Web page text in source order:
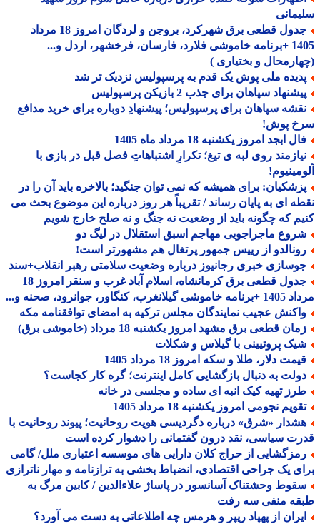
جدول قطعی برق شهرکرد، بروجن و لردگان امروز 18 مرداد
1405 +برنامه خاموشی فلارد، فارسان، فرخشهر، اردل و...
و بختیاری )
ملی پوش یک قدم به پرسپولیس نزدیک تر شد
سپاهان برای جذب 2 بازیکن پرسپولیس
سپاهان برای پرسپولیس؛ پیشنهادِ دوباره برای خرید مدافع
پوش!
ابجد امروز یکشنبه 18 مرداد ماه 1405
روی لبه ی تیغ؛ تکرارِ اشتباهاتِ فصل قبل در بازی با
برای همیشه که نمی توان جنگید؛ بالاخره باید آن را در
ای به پایان رساند / تقریباً هر روز درباره این موضوع بحث می
که چگونه باید از وضعیت نه جنگ و نه صلح خارج شویم
ماجراجویی مهاجم اسبق استقلال در لیگ دو
از رییس جمهور پرتغال هم مشهورتر است!
خبری رجانیوز درباره وضعیت سلامتی رهبر انقلاب+سند
جدول قطعی برق کرمانشاه، اسلام آباد غرب و سنقر امروز 18
کنگاور، جوانرود، صحنه و...
عجیب نمایندگان مجلس ترکیه به امضای توافقنامه مکه
قطعی برق مشهد امروز یکشنبه 18 مرداد (خاموشی برق)
پروتیینی با گیلاس و شکلات
دلار، طلا و سکه امروز 18 مرداد 1405
به دنبال بازگشایی کامل اینترنت؛ گره کار کجاست؟
تهیه کیک انبه ای ساده و مجلسی در خانه
نجومی امروز یکشنبه 18 مرداد 1405
«شرق» درباره دگردیسی هویت روحانیت؛ پیوند روحانیت با
سیاسی، نقد درون گفتمانی را دشوار کرده است
از حراج کلان دارایی های موسسه اعتباری ملل/ گامی
یک جراحی اقتصادی، انضباط بخشی به ترازنامه و مهار ناترازی
وحشتناک آسانسور در پاساژ علاءالدین / کابین مرگ به
منفی سه رفت
از پهپاد ریپر و هرمس چه اطلاعاتی به دست می آورد؟